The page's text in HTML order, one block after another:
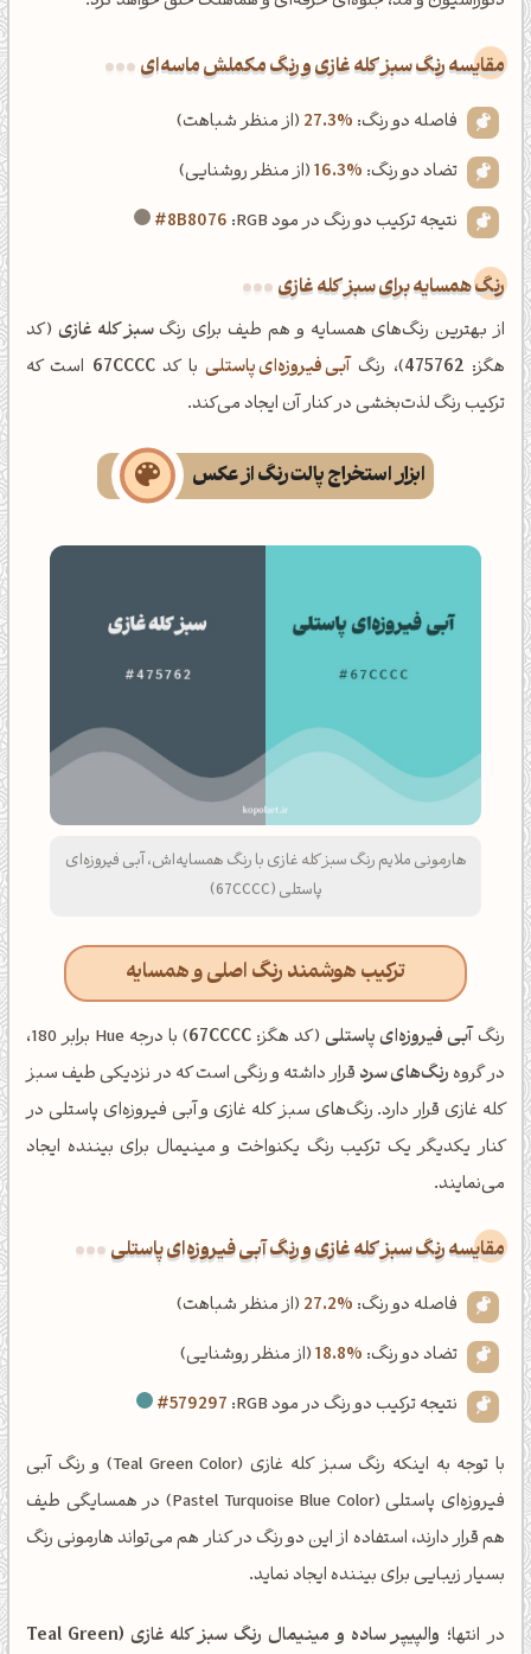
‌مقایسه رنگ سبز کله غازی و رنگ مکملش ماسه‌ای
فاصله دو رنگ: 27.3% (از منظر شباهت)
تضاد دو رنگ: 16.3%(از منظر روشنایی)
نتیجه ترکیب دو رنگ در مود RGB:
#8B8076
رنگ همسایه برای سبز کله غازی
از بهترین رنگ‌های همسایه و هم طیف برای رنگسبز کله غازی (کد
هگز: 475762)، رنگآبی فیروزه‌ای پاستلی با کد67CCCC است که
ترکیب رنگ لذت‌بخشی در کنار آن ایجاد می‌کند.
ابزار استخراج پالت رنگ از عکس
هارمونی ملایم رنگ سبز کله غازی با رنگ همسایه‌اش، آبی فیروزه‌ای
پاستلی (67CCCC)
ترکیب هوشمند رنگ اصلی و همسایه
رنگآبی فیروزه‌ای پاستلی (کد هگز: 67CCCC
) با درجه Hue برابر 180،
در گروهرنگ‌های سرد قرار داشته و رنگی است که در نزدیکی طیف سبز
کله غازی قرار دارد. رنگ‌های سبز کله غازی و آبی فیروزه‌ای پاستلی در
کنار یکدیگر یک ترکیب رنگ یکنواخت و مینیمال برای بیننده ایجاد
می‌نمایند.
‌مقایسه رنگ سبز کله غازی و رنگ آبی فیروزه‌ای پاستلی
فاصله دو رنگ: 27.2% (از منظر شباهت)
تضاد دو رنگ: 18.8%(از منظر روشنایی)
نتیجه ترکیب دو رنگ در مود RGB:
#579297
با توجه به اینکه رنگ سبز کله غازی (Teal Green Color) و رنگ آبی
فیروزه‌ای پاستلی (Pastel Turquoise Blue Color) در همسایگی طیف
هم قرار دارند، استفاده از این دو رنگ در کنار هم می‌تواند هارمونی رنگ
بسیار زیبایی برای بیننده ایجاد نماید.
در انتها؛
والپیپر ساده و مینیمال رنگ سبز کله غازی (Teal Green